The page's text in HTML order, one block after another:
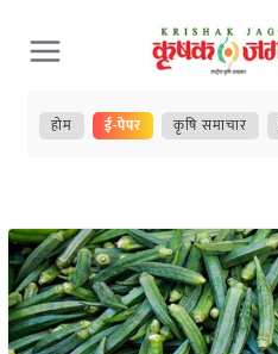
Skip
to
content
होम ई-पेपर कृषि समाचार